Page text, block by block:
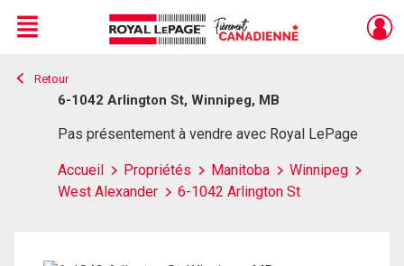
Live
En Direct
Menu
Retour
6-1042 Arlington St, Winnipeg, MB
Pas présentement à vendre avec Royal LePage
Accueil Propriétés Manitoba
Winnipeg
West Alexander
6-1042 Arlington St